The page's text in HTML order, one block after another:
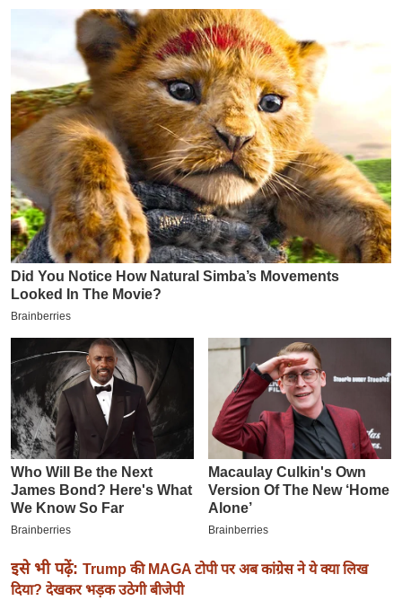
ट
I
L
2
0
2
6
क्रा
इ
ई
-
पे
प
र
मि
सा
बे
इसे भी पढ़ें: Trump की MAGA टोपी पर अब कांग्रेस ने ये क्या लिख
दिया? देखकर भड़क उठेगी बीजेपी